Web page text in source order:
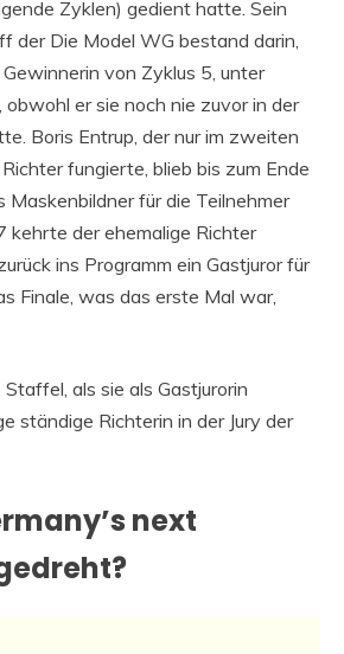
Zyklen) gedient hatte. Sein
der Die Model WG bestand darin,
von Zyklus 5, unter
er sie noch nie zuvor in der
Boris Entrup, der nur im zweiten
fungierte, blieb bis zum Ende
Maskenbildner für die Teilnehmer
kehrte der ehemalige Richter
ins Programm ein Gastjuror für
Finale, was das erste Mal war,
als sie als Gastjurorin
ständige Richterin in der Jury der
next